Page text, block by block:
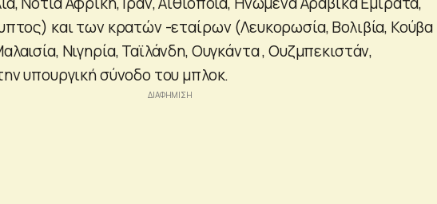
και των κρατών -εταίρων (Λευκορωσία, Βολιβία, Κούβα
Νιγηρία, Ταϊλάνδη, Ουγκάντα , Ουζμπεκιστάν,
υπουργική σύνοδο του μπλοκ.